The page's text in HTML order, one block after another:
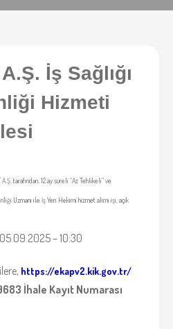
İş Sağlığı
Hizmeti
tarafından, 12 ay süreli “Az Tehlikeli” ve
Uzmanı ile İş Yeri Hekimi hizmet alımı işi, açık
05.09.2025 – 10:30
https://ekapv2.kik.gov.tr/
İhale Kayıt Numarası